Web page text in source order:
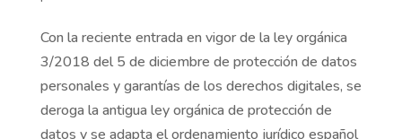
Con la reciente entrada en vigor de la ley orgánica
3/2018 del 5 de diciembre de protección de datos
personales y garantías de los derechos digitales, se
deroga la antigua ley orgánica de protección de
datos y se adapta el ordenamiento jurídico español